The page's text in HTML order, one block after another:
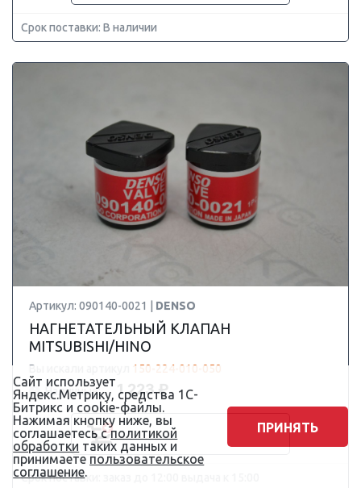
Срок поставки: В наличии
Артикул: 090140-0021 | DENSO
НАГНЕТАТЕЛЬНЫЙ КЛАПАН
MITSUBISHI/HINO
Вы искали артикул
150-224-010-050
Наличные:
1 223 ₽
Срок поставки: заказ до 12:00 выдача к 15:00
Сайт использует
Яндекс.Метрику, средства 1С-
Битрикс и cookie-файлы.
Нажимая кнопку ниже, вы
соглашаетесь сполитикой
обработки таких данных и
принимаете пользовательское
соглашение.
ПРИНЯТЬ